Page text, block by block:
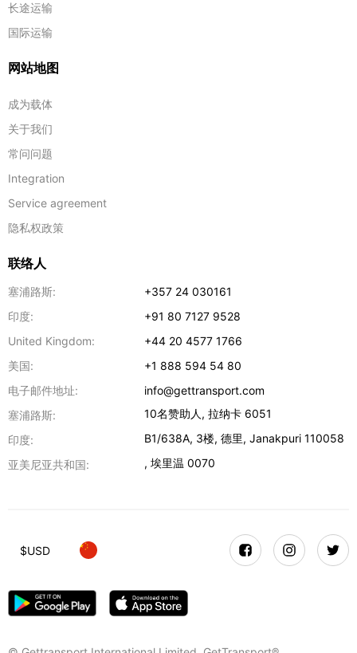
长途运输
国际运输
网站地图
成为载体
关于我们
常问问题
Integration
Service agreement
隐私权政策
联络人
塞浦路斯:
+357 24 030161
印度:
+91 80 7127 9528
United Kingdom:
+44 20 4577 1766
美国:
+1 888 594 54 80
电子邮件地址:
info@gettransport.com
塞浦路斯:
10名赞助人 ,拉纳卡 6051
印度:
B1/638A, 3楼,德里,Janakpuri 110058
亚美尼亚共和国:
,埃里温 0070
$USD